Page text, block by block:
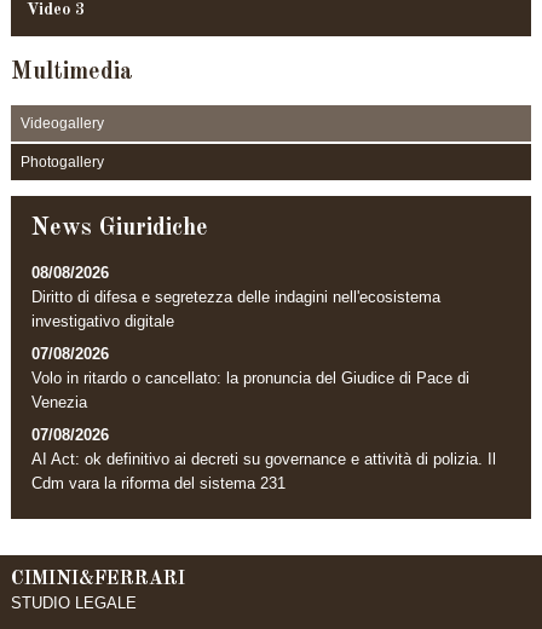
Video 3
Multimedia
Videogallery
Photogallery
News Giuridiche
08/08/2026
Diritto di difesa e segretezza delle indagini nell'ecosistema
investigativo digitale
07/08/2026
Volo in ritardo o cancellato: la pronuncia del Giudice di Pace di
Venezia
07/08/2026
AI Act: ok definitivo ai decreti su governance e attività di polizia. Il
Cdm vara la riforma del sistema 231
CIMINI&FERRARI
STUDIO LEGALE